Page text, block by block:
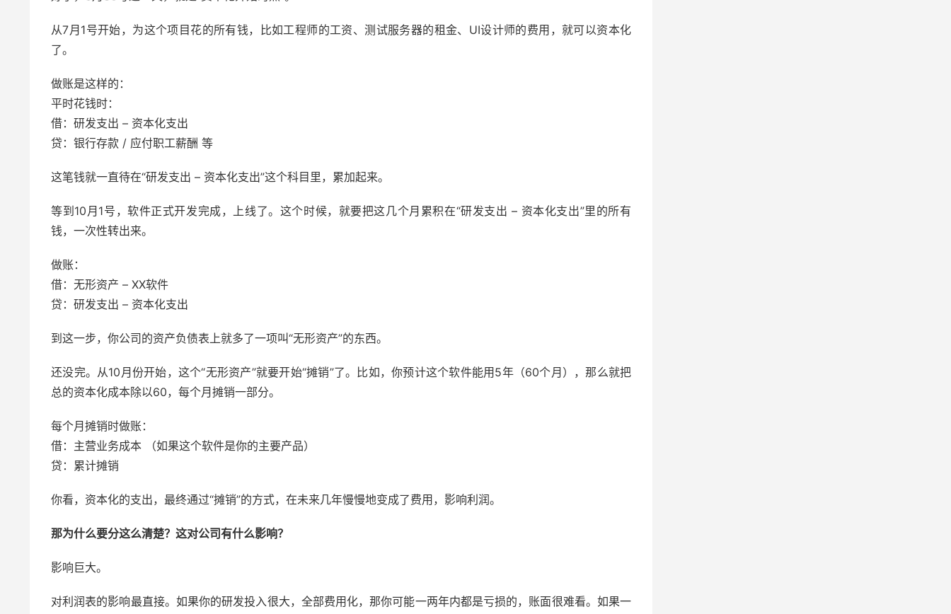
从7月1号开始，为这个项目花的所有钱，比如工程师的工资、测试服务器的租金、UI设计师的费用，就可以资本化
了。
做账是这样的：
平时花钱时：
借：研发支出 – 资本化支出
贷：银行存款 / 应付职工薪酬 等
这笔钱就一直待在“研发支出 – 资本化支出”这个科目里，累加起来。
等到10月1号，软件正式开发完成，上线了。这个时候，就要把这几个月累积在“研发支出 – 资本化支出”里的所有
钱，一次性转出来。
做账：
借：无形资产 – XX软件
贷：研发支出 – 资本化支出
到这一步，你公司的资产负债表上就多了一项叫“无形资产”的东西。
还没完。从10月份开始，这个“无形资产”就要开始“摊销”了。比如，你预计这个软件能用5年（60个月），那么就把
总的资本化成本除以60，每个月摊销一部分。
每个月摊销时做账：
借：主营业务成本 （如果这个软件是你的主要产品）
贷：累计摊销
你看，资本化的支出，最终通过“摊销”的方式，在未来几年慢慢地变成了费用，影响利润。
那为什么要分这么清楚？这对公司有什么影响？
影响巨大。
对利润表的影响最直接。如果你的研发投入很大，全部费用化，那你可能一两年内都是亏损的，账面很难看。如果一